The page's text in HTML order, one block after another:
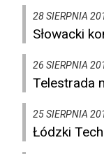
28 SIERPNIA
Słowacki
26 SIERPNIA
Telestrada
25 SIERPNIA
Łódzki